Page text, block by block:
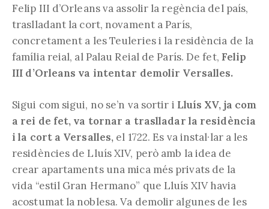
Felip III d’Orleans va assolir la regència del país,
traslladant la cort, novament a París,
concretament a les Teuleries i la residència de la
família reial, al Palau Reial de París. De fet, Felip
III d’Orleans va intentar demolir Versalles.
Sigui com sigui, no se’n va sortir i Lluís XV, ja com
a rei de fet, va tornar a traslladar la residència
i la cort a Versalles, el 1722. Es va instal·lar a les
residències de Lluís XIV, però amb la idea de
crear apartaments una mica més privats de la
vida “estil Gran Hermano” que Lluís XIV havia
acostumat la noblesa. Va demolir algunes de les